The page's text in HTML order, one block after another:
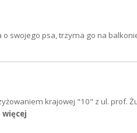
o swojego psa, trzyma go na
krajowej "10" z ul. prof.
więcej